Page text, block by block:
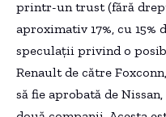
printr-un trust (fără
aproximativ 17%, cu
speculații privind o
Renault de către
să fie aprobată de